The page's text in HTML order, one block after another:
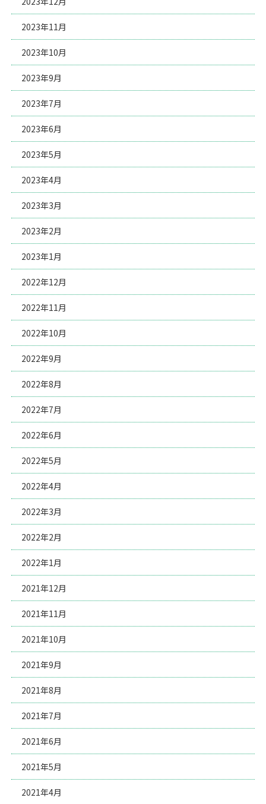
2023年11月
2023年10月
2023年9月
2023年7月
2023年6月
2023年5月
2023年4月
2023年3月
2023年2月
2023年1月
2022年12月
2022年11月
2022年10月
2022年9月
2022年8月
2022年7月
2022年6月
2022年5月
2022年4月
2022年3月
2022年2月
2022年1月
2021年12月
2021年11月
2021年10月
2021年9月
2021年8月
2021年7月
2021年6月
2021年5月
2021年4月